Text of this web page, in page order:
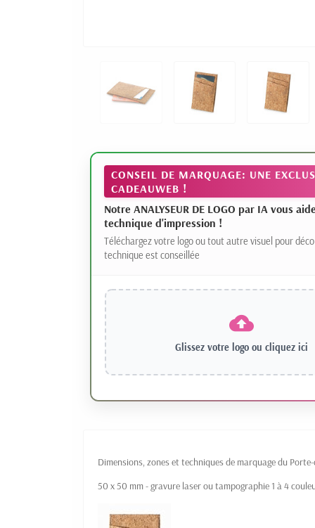
CONSEIL DE MARQUAGE: UNE
CADEAUWEB !
Notre ANALYSEUR DE LOGO par IA vous
technique d'impression !
Téléchargez votre logo ou tout autre visuel pour
technique est conseillée
Glissez votre logo ou cliquez ici
Dimensions, zones et techniques de marquage du
50 x 50 mm - gravure laser ou tampographie 1 à 4